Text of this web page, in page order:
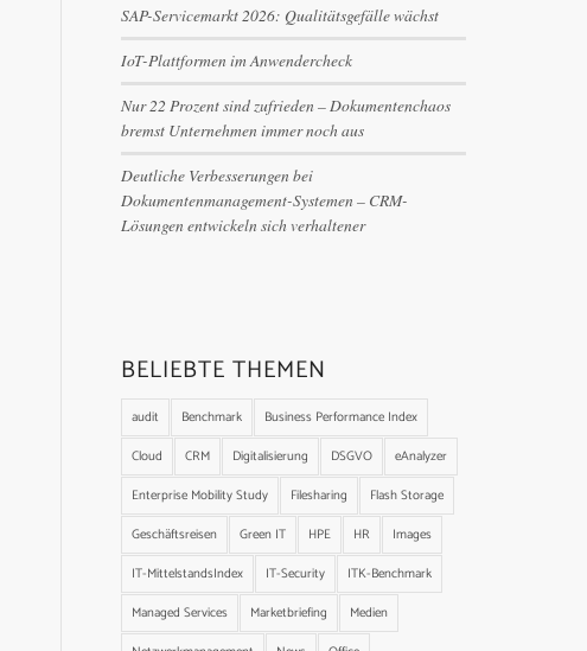
SAP-Servicemarkt 2026: Qualitätsgefälle wächst
IoT-Plattformen im Anwendercheck
Nur 22 Prozent sind zufrieden – Dokumentenchaos
bremst Unternehmen immer noch aus
Deutliche Verbesserungen bei
Dokumentenmanagement-Systemen – CRM-
Lösungen entwickeln sich verhaltener
BELIEBTE THEMEN
audit Benchmark
Business Performance Index
Cloud
CRM Digitalisierung DSGVO
eAnalyzer
Enterprise Mobility Study
Filesharing
Flash Storage
Geschäftsreisen
Green IT HPE HR
Images
IT-MittelstandsIndex
IT-Security
ITK-Benchmark
Managed Services
Marketbriefing
Medien